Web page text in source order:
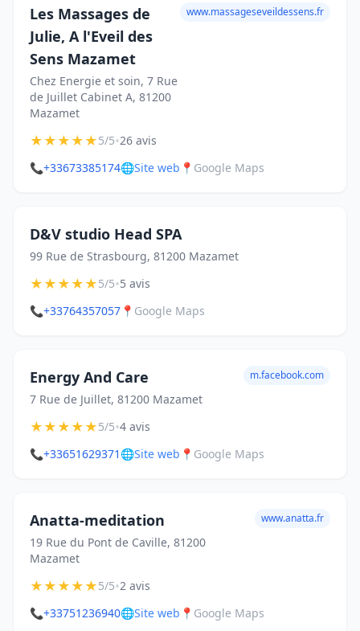
Les Massages de
Julie, A l'Eveil des
Sens Mazamet
Chez Energie et soin, 7 Rue
de Juillet Cabinet A, 81200
Mazamet
www.massageseveildessens.fr
★★★★★5/5•26 avis
📞+33673385174🌐Site web 📍 Google Maps
D&V studio Head SPA
99 Rue de Strasbourg, 81200 Mazamet
★★★★★5/5•5 avis
📞+33764357057 📍 Google Maps
Energy And Care
7 Rue de Juillet, 81200 Mazamet
m.facebook.com
★★★★★5/5•4 avis
📞+33651629371 🌐Site web 📍 Google Maps
Anatta-meditation
19 Rue du Pont de Caville, 81200
Mazamet
www.anatta.fr
★★★★★5/5•2 avis
📞+33751236940🌐Site web 📍 Google Maps